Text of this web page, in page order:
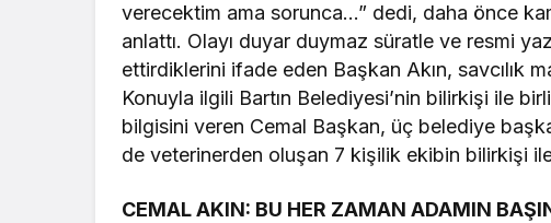
verecektim ama sorunca…” dedi, daha önce
anlattı. Olayı duyar duymaz süratle ve resmi
ettirdiklerini ifade eden Başkan Akın, savcılık
Konuyla ilgili Bartın Belediyesi’nin bilirkişi ile
bilgisini veren Cemal Başkan, üç belediye
de veterinerden oluşan 7 kişilik ekibin bilirkişi
CEMAL AKIN: BU HER ZAMAN ADAMIN